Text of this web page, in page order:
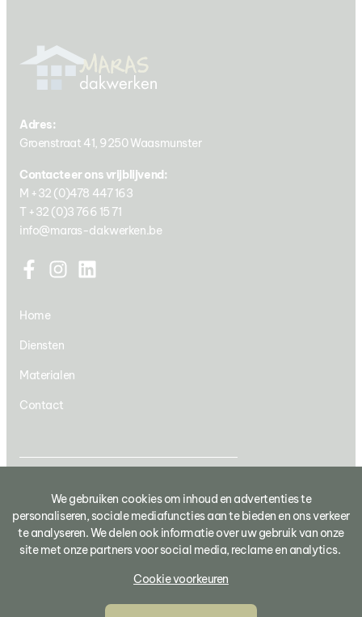
Adres:
Groenstraat 41, 9250 Waasmunster
Contacteer ons vrijblijvend:
M +32 (0)478 447 163
T +32 (0)3 766 15 71
info@maras-dakwerken.be
Home
Diensten
Materialen
Contact
2023 Maras dakwerken. All rights reserved.
Privacy Policy
We gebruiken cookies om inhoud en advertenties te
personaliseren, sociale mediafuncties aan te bieden en ons verkeer
te analyseren. We delen ook informatie over uw gebruik van onze
site met onze partners voor social media, reclame en analytics.
Cookie voorkeuren